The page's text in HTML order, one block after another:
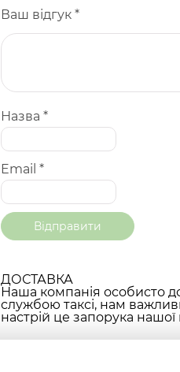
Ваш відгук *
Назва *
Email *
ДОСТАВКА
Наша компанія особисто
службою таксі, нам
настрій це запорука нашої